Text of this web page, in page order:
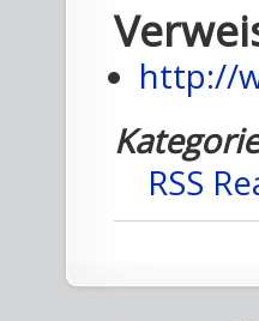
http://
Kategorie
RSS